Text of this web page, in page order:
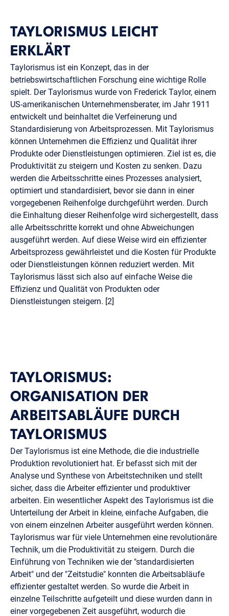
TAYLORISMUS LEICHT
ERKLÄRT
Taylorismus ist ein Konzept, das in der
betriebswirtschaftlichen Forschung eine wichtige Rolle
spielt. Der Taylorismus wurde von Frederick Taylor, einem
US-amerikanischen Unternehmensberater, im Jahr 1911
entwickelt und beinhaltet die Verfeinerung und
Standardisierung von Arbeitsprozessen. Mit Taylorismus
können Unternehmen die Effizienz und Qualität ihrer
Produkte oder Dienstleistungen optimieren. Ziel ist es, die
Produktivität zu steigern und Kosten zu senken. Dazu
werden die Arbeitsschritte eines Prozesses analysiert,
optimiert und standardisiert, bevor sie dann in einer
vorgegebenen Reihenfolge durchgeführt werden. Durch
die Einhaltung dieser Reihenfolge wird sichergestellt, dass
alle Arbeitsschritte korrekt und ohne Abweichungen
ausgeführt werden. Auf diese Weise wird ein effizienter
Arbeitsprozess gewährleistet und die Kosten für Produkte
oder Dienstleistungen können reduziert werden. Mit
Taylorismus lässt sich also auf einfache Weise die
Effizienz und Qualität von Produkten oder
Dienstleistungen steigern. [2]
TAYLORISMUS:
ORGANISATION DER
ARBEITSABLÄUFE DURCH
TAYLORISMUS
Der Taylorismus ist eine Methode, die die industrielle
Produktion revolutioniert hat. Er befasst sich mit der
Analyse und Synthese von Arbeitstechniken und stellt
sicher, dass die Arbeiter effizienter und produktiver
arbeiten. Ein wesentlicher Aspekt des Taylorismus ist die
Unterteilung der Arbeit in kleine, einfache Aufgaben, die
von einem einzelnen Arbeiter ausgeführt werden können.
Taylorismus war für viele Unternehmen eine revolutionäre
Technik, um die Produktivität zu steigern. Durch die
Einführung von Techniken wie der "standardisierten
Arbeit" und der "Zeitstudie" konnten die Arbeitsabläufe
effizienter gestaltet werden. So wurde die Arbeit in
einzelne Teilschritte aufgeteilt und diese wurden dann in
einer vorgegebenen Zeit ausgeführt, wodurch die